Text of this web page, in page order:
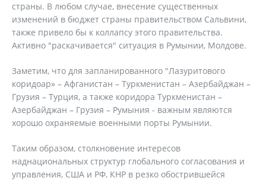
страны. В любом случае, внесение существенных
изменений в бюджет страны правительством Сальвини,
также привело бы к коллапсу этого правительства.
Активно "раскачивается" ситуация в Румынии, Молдове.
Заметим, что для запланированного "Лазуритового
коридоар» – Афганистан – Туркменистан – Азербайджан –
Грузия – Турция, а также коридора Туркменистан –
Азербайджан – Грузия – Румыния - важным являются
хорошо охраняемые военными порты Румынии.
Таким образом, столкновение интересов
наднациональных структур глобального согласования и
управления, США и РФ, КНР в резко обострившейся